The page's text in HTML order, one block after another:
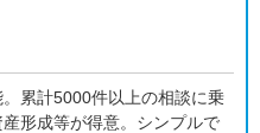
累計5000件以上の相談に乗
形成等が得意。シンプルで